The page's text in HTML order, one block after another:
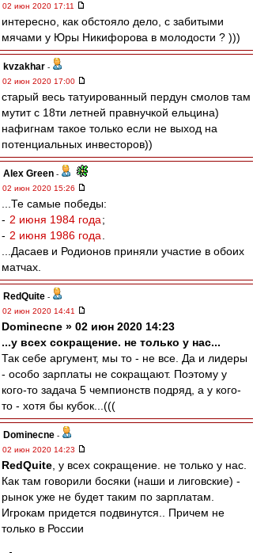
02 июн 2020 17:11
интересно, как обстояло дело, с забитыми
мячами у Юры Никифорова в молодости ? )))
kvzakhar -
02 июн 2020 17:00
старый весь татуированный пердун смолов там
мутит с 18ти летней правнучкой ельцина)
нафигнам такое только если не выход на
потенциальных инвесторов))
Alex Green -
02 июн 2020 15:26
...Те самые победы:
- 2 июня 1984 года;
- 2 июня 1986 года
...Дасаев и Родионов приняли участие в обоих
матчах.
RedQuite -
02 июн 2020 14:41
Dominecne » 02 июн 2020 14:23
...у всех сокращение. не только у нас...
Так себе аргумент, мы то - не все. Да и лидеры
- особо зарплаты не сокращают. Поэтому у
кого-то задача 5 чемпионств подряд, а у кого-
то - хотя бы кубок...(((
Dominecne -
02 июн 2020 14:23
RedQuite , у всех сокращение. не только у нас.
Как там говорили босяки (наши и лиговские) -
рынок уже не будет таким по зарплатам.
Игрокам придется подвинутся.. Причем не
только в России